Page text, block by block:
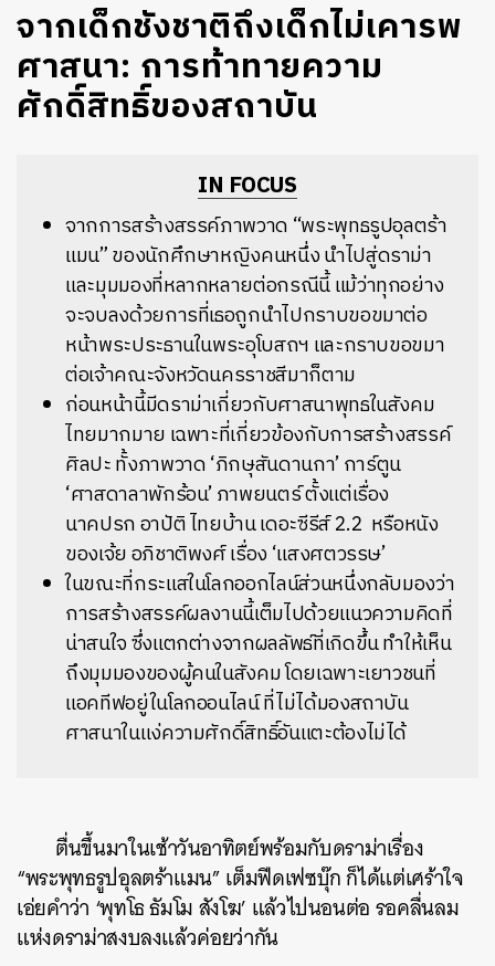
จากเด็กชังชาติถึงเด็กไม่เคารพ
ศาสนา: การท้าทายความ
ศักดิ์สิทธิ์ของสถาบัน
IN FOCUS
จากการสร้างสรรค์ภาพวาด “พระพุทธรูปอุลตร้า
แมน” ของนักศึกษาหญิงคนหนึ่ง นำไปสู่ดราม่า
และมุมมองที่หลากหลายต่อกรณีนี้ แม้ว่าทุกอย่าง
จะจบลงด้วยการที่เธอถูกนำไปกราบขอขมาต่อ
หน้าพระประธานในพระอุโบสถฯ และกราบขอขมา
ต่อเจ้าคณะจังหวัดนครราชสีมาก็ตาม
ก่อนหน้านี้มีดราม่าเกี่ยวกับศาสนาพุทธในสังคม
ไทยมากมาย เฉพาะที่เกี่ยวข้องกับการสร้างสรรค์
ศิลปะ ทั้งภาพวาด‘ภิกษุสันดานกา’ การ์ตูน
‘ศาสดาลาพักร้อน’ ภาพยนตร์ ตั้งแต่เรื่อง
นาคปรก อาปัติ ไทยบ้าน เดอะซีรีส์ 2.2 หรือหนัง
ของเจ้ย อภิชาติพงศ์ เรื่อง ‘แสงศตวรรษ’
ในขณะที่กระแสในโลกออกไลน์ส่วนหนึ่งกลับมองว่า
การสร้างสรรค์ผลงานนี้เต็มไปด้วยแนวความคิดที่
น่าสนใจ ซึ่งแตกต่างจากผลลัพธ์ที่เกิดขึ้น ทำให้เห็น
ถึงมุมมองของผู้คนในสังคม โดยเฉพาะเยาวชนที่
แอคทีฟอยู่ในโลกออนไลน์ ที่ไม่ได้มองสถาบัน
ศาสนาในแง่ความศักดิ์สิทธิ์อันแตะต้องไม่ได้
ตื่นขึ้นมาในเช้าวันอาทิตย์พร้อมกับดราม่าเรื่อง
“พระพุทธรูปอุลตร้าแมน” เต็มฟีดเฟซบุ๊ก ก็ได้แต่เศร้าใจ
เอ่ยคำว่า ‘พุทโธ ธัมโม สังโฆ’ แล้วไปนอนต่อ รอคลื่นลม
แห่งดราม่าสงบลงแล้วค่อยว่ากัน